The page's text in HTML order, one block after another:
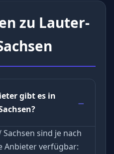
zu Lauter-
gibt es in
sind je nach
Anbieter verfügbar: